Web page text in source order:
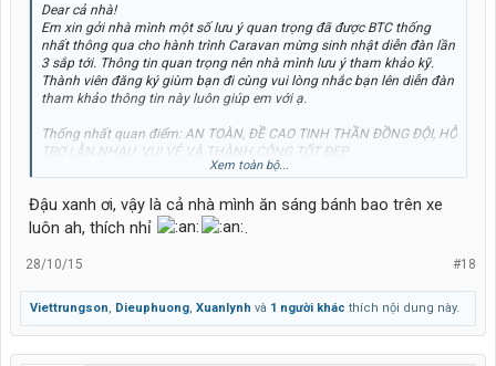
Dear cả nhà!
Em xin gởi nhà mình một số lưu ý quan trọng đã được BTC thống
nhất thông qua cho hành trình Caravan mừng sinh nhật diễn đàn lần
3 sắp tới. Thông tin quan trọng nên nhà mình lưu ý tham khảo kỹ.
Thành viên đăng ký giùm bạn đi cùng vui lòng nhắc bạn lên diễn đàn
tham khảo thông tin này luôn giúp em với ạ.
Thống nhất quan điểm: AN TOÀN, ĐỀ CAO TINH THẦN ĐỒNG ĐỘI, HỖ
TRỢ LẪN NHAU, VUI VẺ VÀ THÀNH CÔNG TỐT ĐẸP.
như sau:
Đội 1: Các xe có dán số từ số 2 đến số 14: tổng cộng 11 xe. Trưởng
đội là anh
tieulinhtinh
Đội 2: Các xe có dán số từ số 15 - 24: tổng cộng 10 xe. trưởng đội là
anh
Jon_Nguyen(xe số 21 - 0911666996), phó đội là anh
thinguyen123(xe số 24 - 01645191741)
Xem toàn bộ...
Đậu xanh ơi, vậy là cả nhà mình ăn sáng bánh bao trên xe
luôn ah, thích nhỉ
.
#18
28/10/15
Viettrungson, Dieuphuong, Xuanlynh và 1 người khác thích nội dung này.